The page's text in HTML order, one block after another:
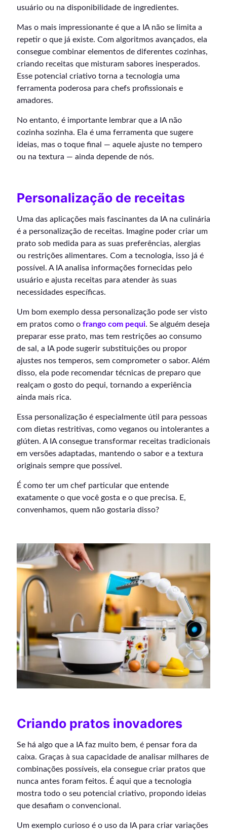
usuário ou na disponibilidade de ingredientes.
Mas o mais impressionante é que a IA não se limita a
repetir o que já existe. Com algoritmos avançados, ela
consegue combinar elementos de diferentes cozinhas,
criando receitas que misturam sabores inesperados.
Esse potencial criativo torna a tecnologia uma
ferramenta poderosa para chefs profissionais e
amadores.
No entanto, é importante lembrar que a IA não
cozinha sozinha. Ela é uma ferramenta que sugere
ideias, mas o toque final — aquele ajuste no tempero
ou na textura — ainda depende de nós.
Personalização de receitas
Uma das aplicações mais fascinantes da IA na culinária
é a personalização de receitas. Imagine poder criar um
prato sob medida para as suas preferências, alergias
ou restrições alimentares. Com a tecnologia, isso já é
possível. A IA analisa informações fornecidas pelo
usuário e ajusta receitas para atender às suas
necessidades específicas.
Um bom exemplo dessa personalização pode ser visto
em pratos como o frango com pequi. Se alguém deseja
preparar esse prato, mas tem restrições ao consumo
de sal, a IA pode sugerir substituições ou propor
ajustes nos temperos, sem comprometer o sabor. Além
disso, ela pode recomendar técnicas de preparo que
realçam o gosto do pequi, tornando a experiência
ainda mais rica.
Essa personalização é especialmente útil para pessoas
com dietas restritivas, como veganos ou intolerantes a
glúten. A IA consegue transformar receitas tradicionais
em versões adaptadas, mantendo o sabor e a textura
originais sempre que possível.
É como ter um chef particular que entende
exatamente o que você gosta e o que precisa. E,
convenhamos, quem não gostaria disso?
Criando pratos inovadores
Se há algo que a IA faz muito bem, é pensar fora da
caixa. Graças à sua capacidade de analisar milhares de
combinações possíveis, ela consegue criar pratos que
nunca antes foram feitos. É aqui que a tecnologia
mostra todo o seu potencial criativo, propondo ideias
que desafiam o convencional.
Um exemplo curioso é o uso da IA para criar variações